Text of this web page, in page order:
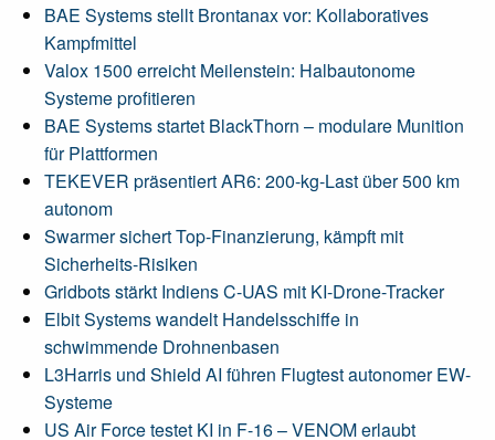
BAE Systems stellt Brontanax vor: Kollaboratives
Kampfmittel
Valox 1500 erreicht Meilenstein: Halbautonome
Systeme profitieren
BAE Systems startet BlackThorn – modulare Munition
für Plattformen
TEKEVER präsentiert AR6: 200-kg-Last über 500 km
autonom
Swarmer sichert Top-Finanzierung, kämpft mit
Sicherheits-Risiken
Gridbots stärkt Indiens C-UAS mit KI-Drone-Tracker
Elbit Systems wandelt Handelsschiffe in
schwimmende Drohnenbasen
L3Harris und Shield AI führen Flugtest autonomer EW-
Systeme
US Air Force testet KI in F-16 – VENOM erlaubt